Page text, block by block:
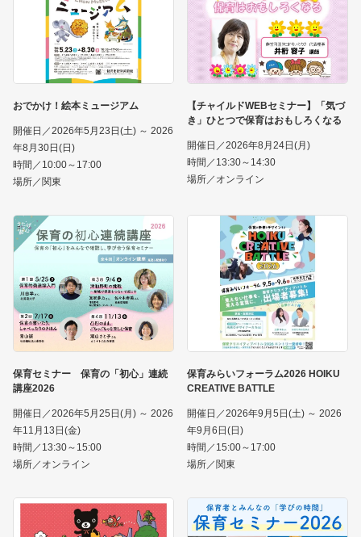
おでかけ！絵本ミュージアム
開催日／2026年5月23日(土) ～ 2026
年8月30日(日)
時間／10:00～17:00
場所／関東
【チャイルドWEBセミナー】「気づ
き」ひとつで保育はおもしろくなる
開催日／2026年8月24日(月)
時間／13:30～14:30
場所／オンライン
保育セミナー 保育の「初心」連続
講座2026
開催日／2026年5月25日(月) ～ 2026
年11月13日(金)
時間／13:30～15:00
場所／オンライン
保育みらいフォーラム2026 HOIKU
CREATIVE BATTLE
開催日／2026年9月5日(土) ～ 2026
年9月6日(日)
時間／15:00～17:00
場所／関東